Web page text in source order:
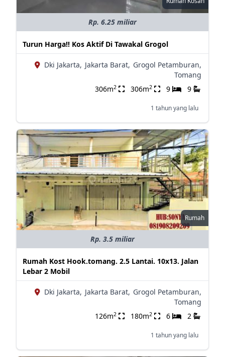
Rp. 6.25 miliar
Turun Harga!! Kos Aktif Di Tawakal Grogol
Dki Jakarta, Jakarta Barat, Grogol Petamburan,
Tomang
306m2 306m2 9 9
1 tahun yang lalu
Rumah
Rp. 3.5 miliar
Rumah Kost Hook.tomang. 2.5 Lantai. 10x13. Jalan
Lebar 2 Mobil
Dki Jakarta, Jakarta Barat, Grogol Petamburan,
Tomang
126m2 180m2 6 2
1 tahun yang lalu